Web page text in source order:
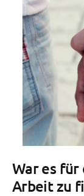
War es für
Arbeit zu